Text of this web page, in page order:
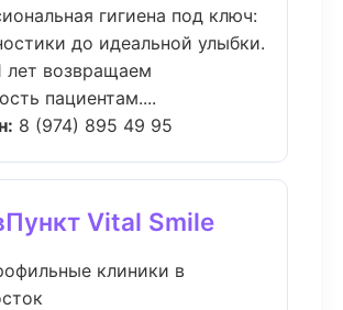
гигиена под ключ:
до идеальной улыбки.
лет возвращаем
пациентам....
8 (974) 895 49 95
Vital Smile
клиники в